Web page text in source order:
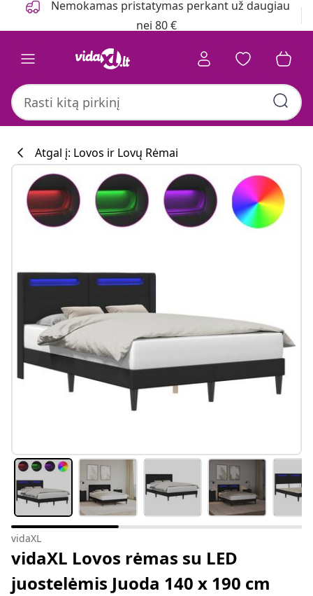
Nemokamas pristatymas perkant už daugiau
nei 80 €
Atgal į: Lovos ir Lovų Rėmai
vidaXL
vidaXL Lovos rėmas su LED
juostelėmis Juoda 140 x 190 cm